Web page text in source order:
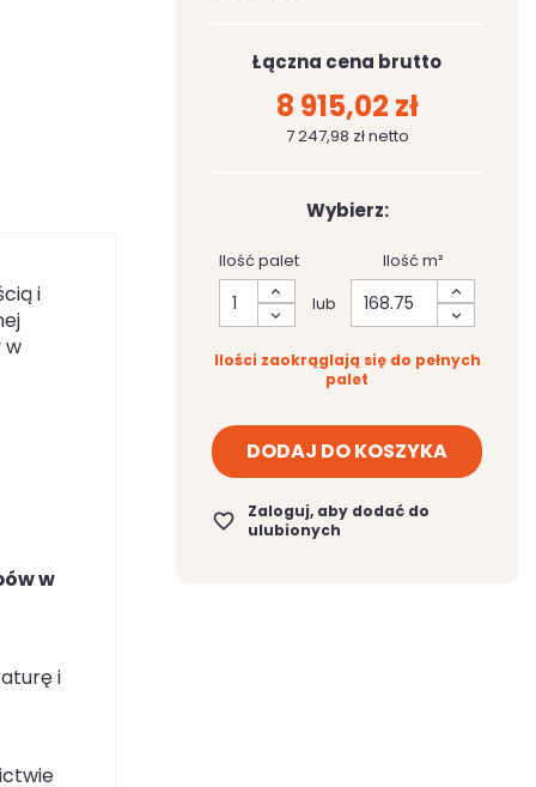
i
w
w
i
Łączna cena brutto
8 915,02 zł
7 247,98 zł netto
Wybierz:
Ilość palet
lub
Ilość m²
Ilości zaokrąglają się do pełnych
palet
DODAJ DO KOSZYKA
favorite_border
Zaloguj, aby dodać do
ulubionych